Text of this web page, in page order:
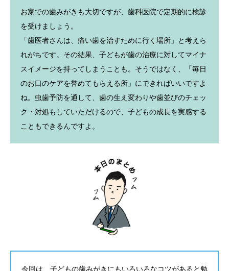
お家での歯みがきも大切ですが、歯科医院で定期的に検診
を受けましょう。
「歯医者さんは、痛い歯を治すために行く場所」と考えら
れがちです。その結果、子どもが歯の治療に対してマイナ
スイメージを持ってしまうことも。そうではなく、「毎日
のお口のケアを誉めてもらえる所」にできればいいですよ
ね。虫歯予防を通して、歯の生え変わりや歯並びのチェッ
ク・対処もしていただけるので、子どもの成長を実感する
こともできるんですよ。
今回は、子どもの歯みがきにもいろいろなコツがあると勉